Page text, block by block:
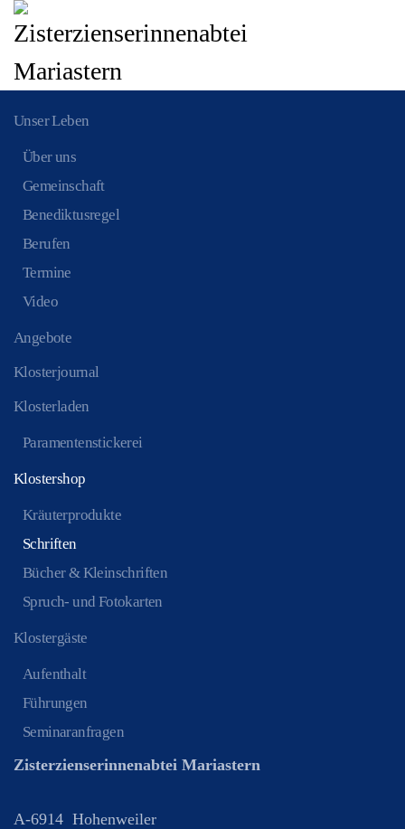
Unser Leben
Über uns
Gemeinschaft
Benediktusregel
Berufen
Termine
Video
Angebote
Klosterjournal
Klosterladen
Paramentenstickerei
Klostershop
Kräuterprodukte
Schriften
Bücher & Kleinschriften
Spruch- und Fotokarten
Klostergäste
Aufenthalt
Führungen
Seminaranfragen
Zisterzienserinnenabtei Mariastern
A-6914 Hohenweiler